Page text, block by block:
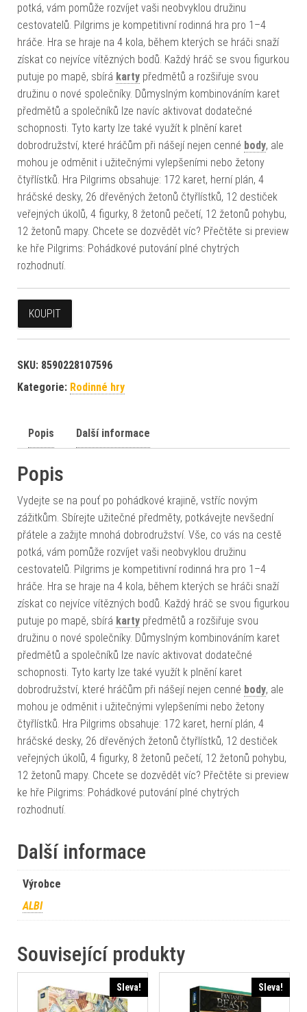
potká, vám pomůže rozvíjet vaši neobvyklou družinu
cestovatelů. Pilgrims je kompetitivní rodinná hra pro 1–4
hráče. Hra se hraje na 4 kola, během kterých se hráči snaží
získat co nejvíce vítězných bodů. Každý hráč se svou figurkou
putuje po mapě, sbírá karty předmětů a rozšiřuje svou
družinu o nové společníky. Důmyslným kombinováním karet
předmětů a společníků lze navíc aktivovat dodatečné
schopnosti. Tyto karty lze také využít k plnění karet
dobrodružství, které hráčům při nášejí nejen cenné body, ale
mohou je odměnit i užitečnými vylepšeními nebo žetony
čtyřlístků. Hra Pilgrims obsahuje: 172 karet, herní plán, 4
hráčské desky, 26 dřevěných žetonů čtyřlístků, 12 destiček
veřejných úkolů, 4 figurky, 8 žetonů pečetí, 12 žetonů pohybu,
12 žetonů mapy. Chcete se dozvědět víc? Přečtěte si preview
ke hře Pilgrims: Pohádkové putování plné chytrých
rozhodnutí.
KOUPIT
SKU: 8590228107596
Kategorie: Rodinné hry
Popis Další informace
Popis
Vydejte se na pouť po pohádkové krajině, vstříc novým
zážitkům. Sbírejte užitečné předměty, potkávejte nevšední
přátele a zažijte mnohá dobrodružství. Vše, co vás na cestě
potká, vám pomůže rozvíjet vaši neobvyklou družinu
cestovatelů. Pilgrims je kompetitivní rodinná hra pro 1–4
hráče. Hra se hraje na 4 kola, během kterých se hráči snaží
získat co nejvíce vítězných bodů. Každý hráč se svou figurkou
putuje po mapě, sbírá karty předmětů a rozšiřuje svou
družinu o nové společníky. Důmyslným kombinováním karet
předmětů a společníků lze navíc aktivovat dodatečné
schopnosti. Tyto karty lze také využít k plnění karet
dobrodružství, které hráčům při nášejí nejen cenné body, ale
mohou je odměnit i užitečnými vylepšeními nebo žetony
čtyřlístků. Hra Pilgrims obsahuje: 172 karet, herní plán, 4
hráčské desky, 26 dřevěných žetonů čtyřlístků, 12 destiček
veřejných úkolů, 4 figurky, 8 žetonů pečetí, 12 žetonů pohybu,
12 žetonů mapy. Chcete se dozvědět víc? Přečtěte si preview
ke hře Pilgrims: Pohádkové putování plné chytrých
rozhodnutí.
Další informace
Výrobce
ALBI
Související produkty
Sleva! Sleva!